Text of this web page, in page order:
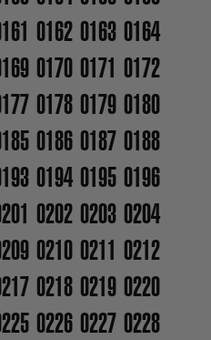
0162 0163 0164
0170 0171 0172
0178 0179 0180
0186 0187 0188
0194 0195 0196
0202 0203 0204
0210 0211 0212
0218 0219 0220
0226 0227 0228